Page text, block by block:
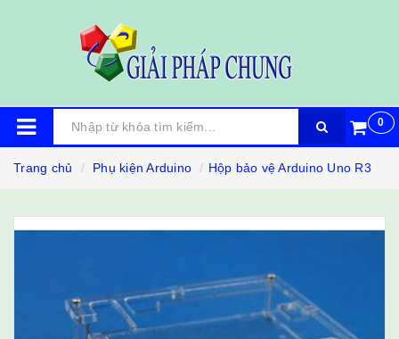
0
Trang chủ Phụ kiện Arduino Hộp bảo vệ Arduino Uno R3